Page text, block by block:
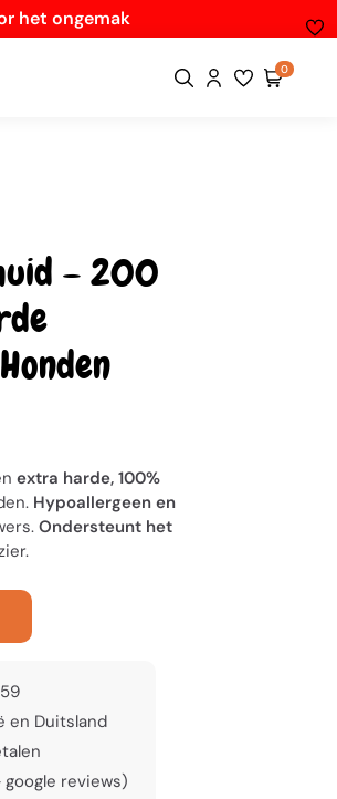
het ongemak
0
– 200
extra harde, 100%
Hypoallergeen en
Ondersteunt het
en Duitsland
google reviews)